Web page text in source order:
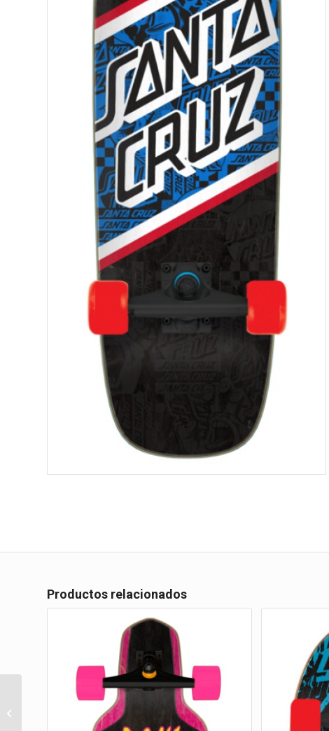
Productos relacionados
RAINBOW TIE DYE 8.79
X 29.05 STREET SKATE